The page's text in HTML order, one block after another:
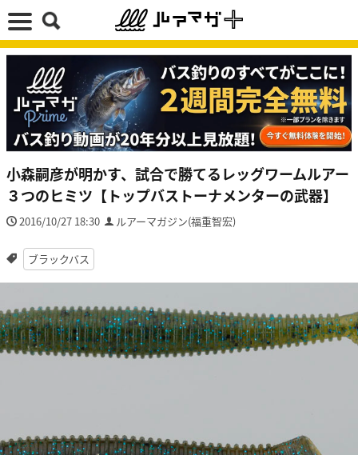
小森嗣彦が明かす、試合で勝てるレッグワームルアー
３つのヒミツ【トップバストーナメンターの武器】
2016/10/27 18:30 ルアーマガジン(福重智宏)
ブラックバス